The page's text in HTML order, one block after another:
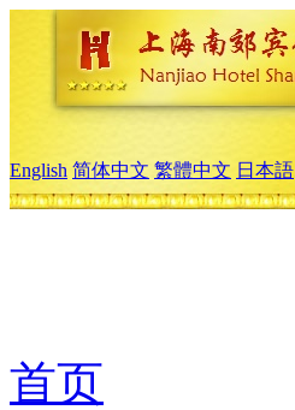
English 简体中文 繁體中文 日本語
首页